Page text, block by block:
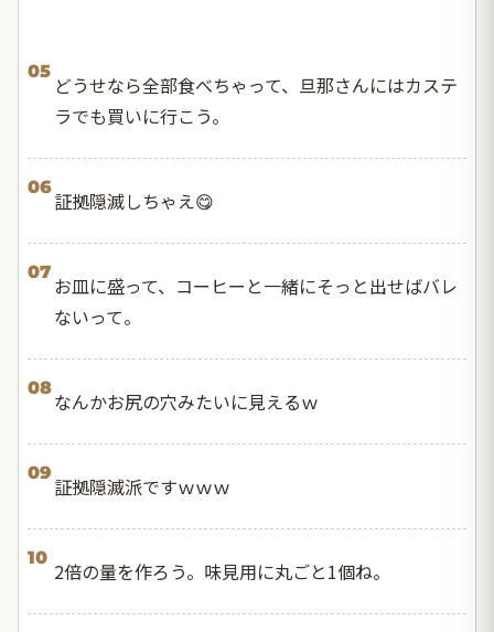
05
どうせなら全部食べちゃって、旦那さんにはカステ
ラでも買いに行こう。
06
証拠隠滅しちゃえ😋
07
お皿に盛って、コーヒーと一緒にそっと出せばバレ
ないって。
08
なんかお尻の穴みたいに見えるｗ
09
証拠隠滅派ですｗｗｗ
10
2倍の量を作ろう。味見用に丸ごと1個ね。